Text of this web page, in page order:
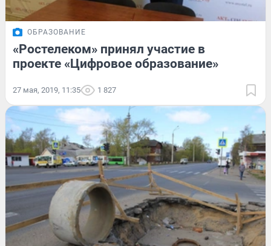
ОБРАЗОВАНИЕ
«Ростелеком» принял участие в
проекте «Цифровое образование»
27 мая, 2019, 11:35 1 827